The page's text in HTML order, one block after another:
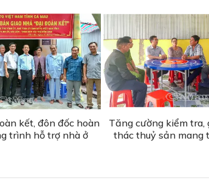
kết, đôn đốc hoàn
trình hỗ trợ nhà ở
Tăng cường kiểm tra,
thác thuỷ sản mang